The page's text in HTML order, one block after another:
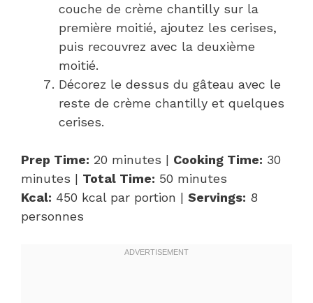
couche de crème chantilly sur la
première moitié, ajoutez les cerises,
puis recouvrez avec la deuxième
moitié.
Décorez le dessus du gâteau avec le
reste de crème chantilly et quelques
cerises.
Prep Time: 20 minutes | Cooking Time: 30
minutes | Total Time: 50 minutes
Kcal: 450 kcal par portion | Servings: 8
personnes